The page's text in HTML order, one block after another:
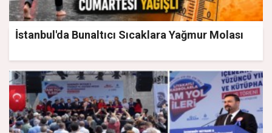
İstanbul'da Bunaltıcı Sıcaklara Yağmur Molası